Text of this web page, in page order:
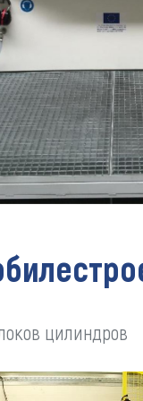
цилиндров